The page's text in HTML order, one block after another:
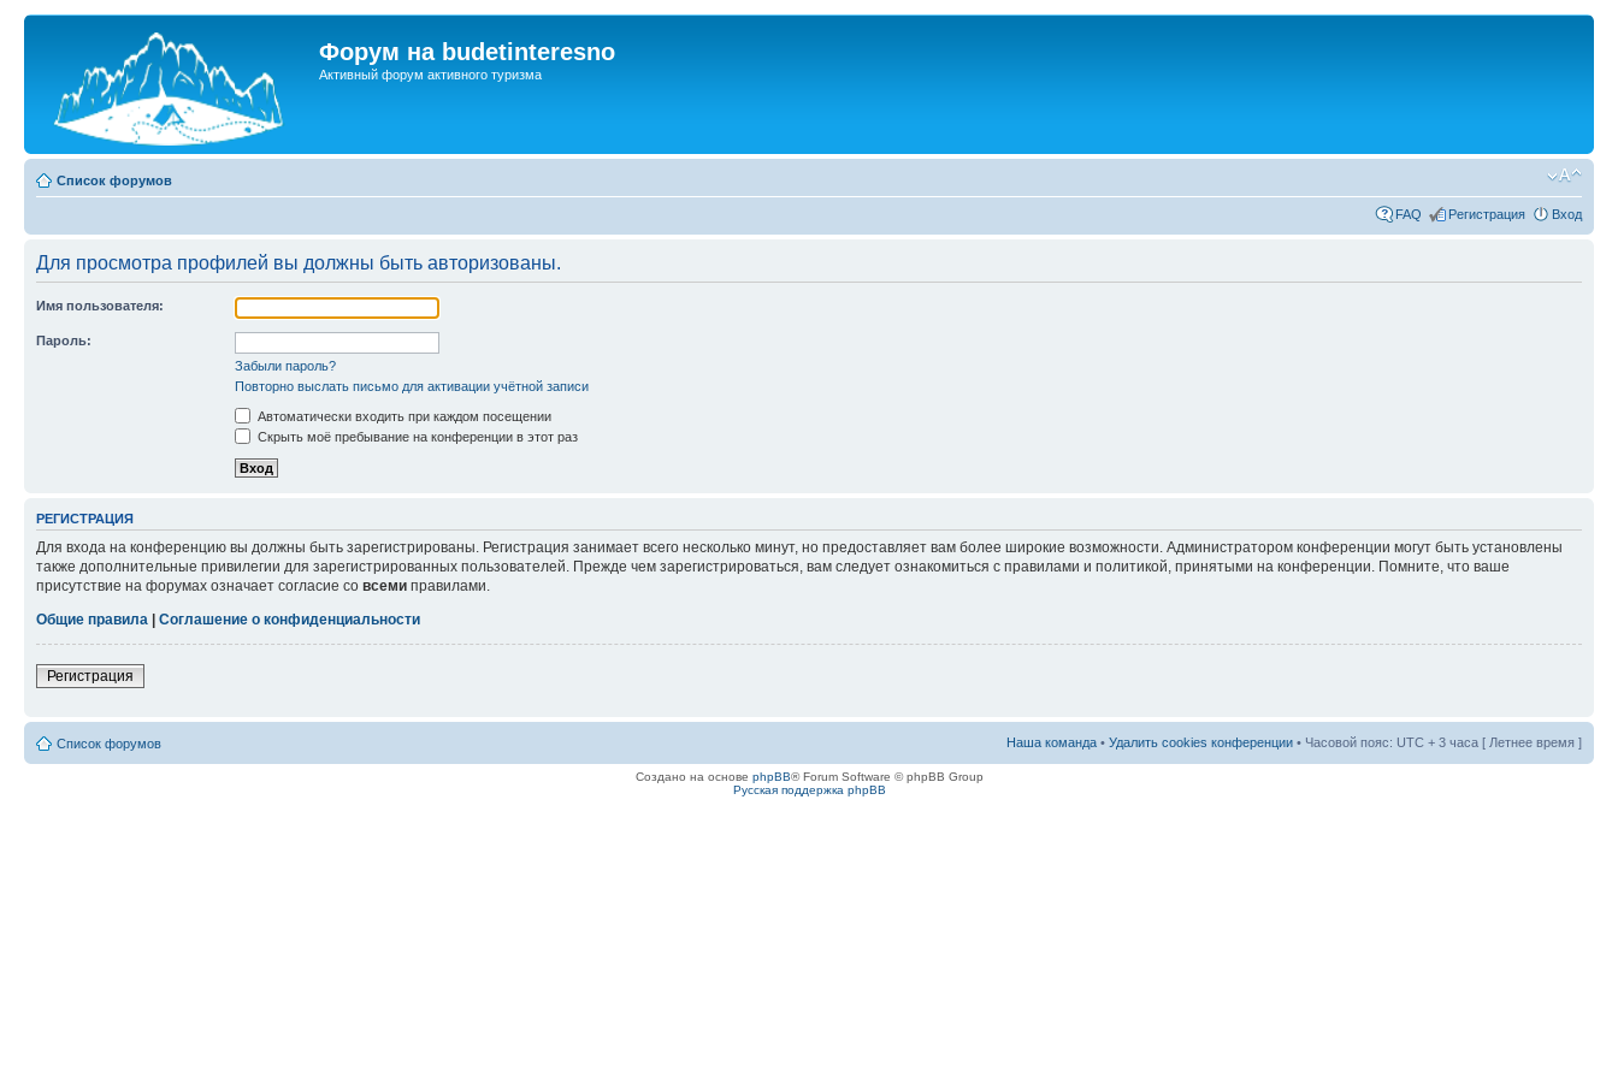
Форум на budetinteresno
Активный форум активного туризма
Список форумов
FAQ Регистрация Вход
Для просмотра профилей вы должны быть авторизованы.
Имя пользователя:
Пароль:
Забыли пароль?
Повторно выслать письмо для активации учётной записи
Автоматически входить при каждом посещении
Скрыть моё пребывание на конференции в этот раз
РЕГИСТРАЦИЯ
Для входа на конференцию вы должны быть зарегистрированы. Регистрация занимает всего несколько минут, но предоставляет вам более широкие возможности. Администратором конференции могут быть установлены
также дополнительные привилегии для зарегистрированных пользователей. Прежде чем зарегистрироваться, вам следует ознакомиться с правилами и политикой, принятыми на конференции. Помните, что ваше
присутствие на форумах означает согласие со всеми правилами.
Общие правила | Соглашение о конфиденциальности
Регистрация
Список форумов Наша команда • Удалить cookies конференции • Часовой пояс: UTC + 3 часа [ Летнее время ]
Создано на основе phpBB® Forum Software © phpBB Group
Русская поддержка phpBB